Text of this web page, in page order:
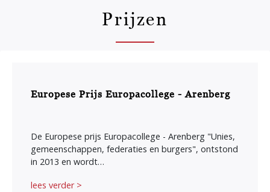
Prijzen
Europese Prijs Europacollege - Arenberg
De Europese prijs Europacollege - Arenberg "Unies,
gemeenschappen, federaties en burgers", ontstond
in 2013 en wordt…
lees verder >